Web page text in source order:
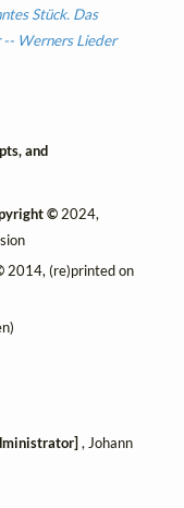
Stück. Das
-- Werners Lieder
and
© 2024,
2014, (re)printed on
, Johann